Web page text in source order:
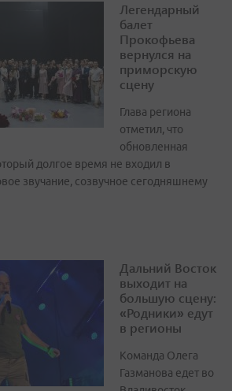
Легендарный
балет
Прокофьева
вернулся на
приморскую
сцену
Глава региона
отметил, что
обновленная
долгое время не входил в
звучание, созвучное сегодняшнему
Дальний Восток
выходит на
большую сцену:
«Родники» едут
в регионы
Команда Олега
Газманова едет во